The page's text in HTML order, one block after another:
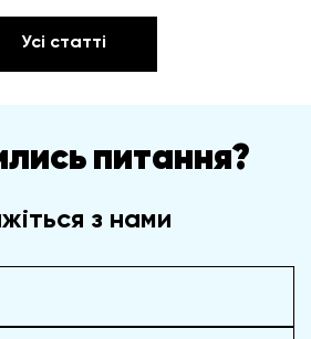
Усі статті
питання?
з нами